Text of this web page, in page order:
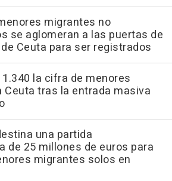
migrantes no
se aglomeran a las puertas de
Ceuta para ser registrados
1.340 la cifra de menores
Ceuta tras la entrada masiva
una partida
de 25 millones de euros para
migrantes solos en